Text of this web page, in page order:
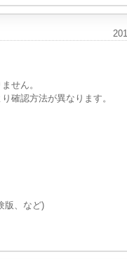
せん。
確認方法が異なります。
版、など)